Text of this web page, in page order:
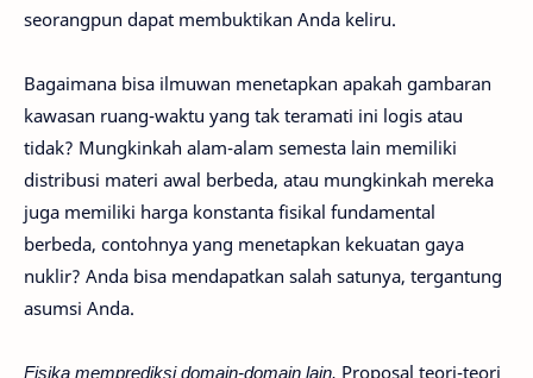
seorangpun dapat membuktikan Anda keliru.
Bagaimana bisa ilmuwan menetapkan apakah gambaran
kawasan ruang-waktu yang tak teramati ini logis atau
tidak? Mungkinkah alam-alam semesta lain memiliki
distribusi materi awal berbeda, atau mungkinkah mereka
juga memiliki harga konstanta fisikal fundamental
berbeda, contohnya yang menetapkan kekuatan gaya
nuklir? Anda bisa mendapatkan salah satunya, tergantung
asumsi Anda.
Fisika memprediksi domain-domain lain. Proposal teori-teori